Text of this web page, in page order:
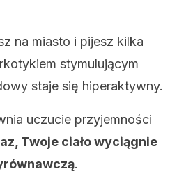
na miasto i pijesz kilka
stymulującym
staje się hiperaktywny.
uczucie przyjemności
Twoje ciało wyciągnie
.